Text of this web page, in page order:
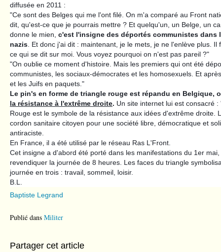
diffusée en 2011 :
"Ce sont des Belges qui me l'ont filé. On m'a comparé au Front
dit, qu'est-ce que je pourrais mettre ? Et quelqu'un, un Belge, un
donne le mien, c'est l'insigne des déportés communistes dans
nazis . Et donc j'ai dit : maintenant, je le mets, je ne l'enlève plus.
ce qui se dit sur moi. Vous voyez pourquoi on n'est pas pareil ?"
"On oublie ce moment d'histoire. Mais les premiers qui ont été
communistes, les sociaux-démocrates et les homosexuels. Et
et les Juifs en paquets."
Le pin's en forme de triangle rouge est répandu en Belgique,
la résistance à l'extrême droite. Un site internet lui est consacré
Rouge est le symbole de la résistance aux idées d'extrême droite.
cordon sanitaire citoyen pour une société libre, démocratique et
antiraciste.
En France, il a été utilisé par le réseau Ras L'Front.
Cet insigne a d'abord été porté dans les manifestations du 1er
revendiquer la journée de 8 heures. Les faces du triangle
journée en trois : travail, sommeil, loisir.
B.L.
Baptiste Legrand
Publié dans Militer
Partager cet article